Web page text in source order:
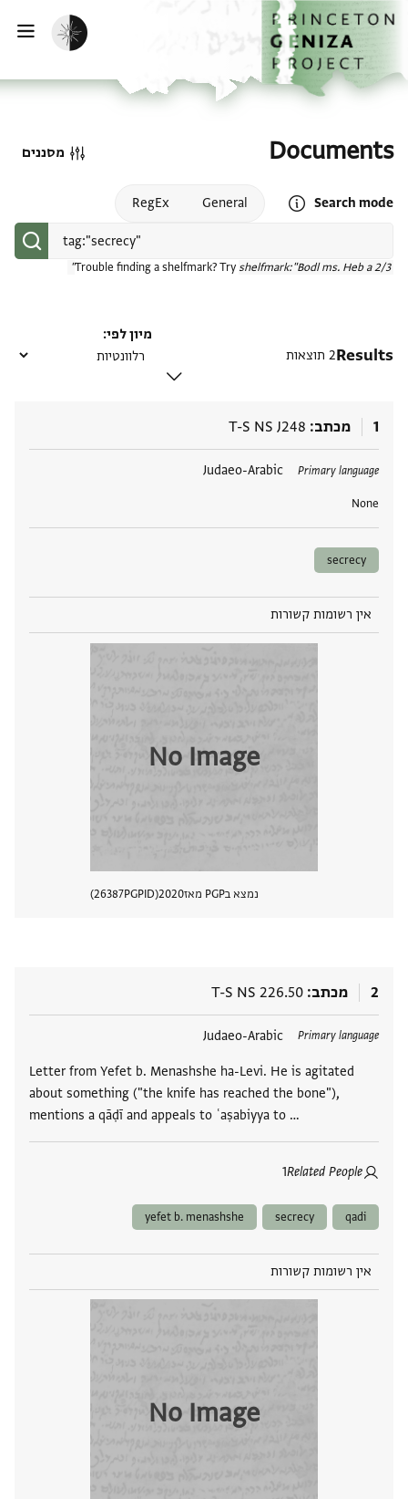
דילוג לתוכן
דף הבית
הפעלת מצב כהה
Documents
Search mode
Open search mode help
General
RegEx
Trouble finding a shelfmark? Try shelfmark:"Bodl ms. Heb a 2/3"
מסננים
Results2 תוצאות
מיון לפי
1 מכתב T-S NS J248
Primary language
Judaeo-Arabic
None
תגים
secrecy
אין רשומות קשורות
No Image
נמצא בPGP מאז 2020
PGPID
26387
2 מכתב T-S NS 226.50
Primary language
Judaeo-Arabic
Letter from Yefet b. Menashshe ha-Levi. He is agitated
about something ("the knife has reached the bone"),
mentions a qāḍī and appeals to ʿaṣabiyya to …
Related People
1
תגים
qadi
secrecy
yefet b. menashshe
אין רשומות קשורות
No Image